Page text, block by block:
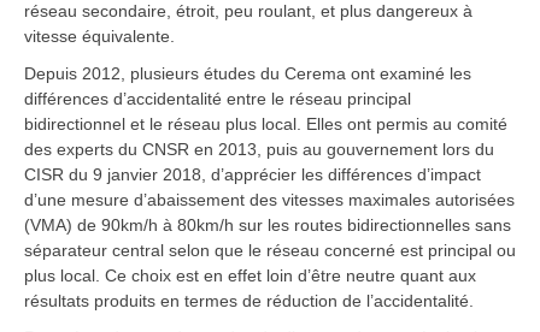
réseau secondaire, étroit, peu roulant, et plus dangereux à
vitesse équivalente.
Depuis 2012, plusieurs études du Cerema ont examiné les
différences d’accidentalité entre le réseau principal
bidirectionnel et le réseau plus local. Elles ont permis au comité
des experts du CNSR en 2013, puis au gouvernement lors du
CISR du 9 janvier 2018, d’apprécier les différences d’impact
d’une mesure d’abaissement des vitesses maximales autorisées
(VMA) de 90km/h à 80km/h sur les routes bidirectionnelles sans
séparateur central selon que le réseau concerné est principal ou
plus local. Ce choix est en effet loin d’être neutre quant aux
résultats produits en termes de réduction de l’accidentalité.